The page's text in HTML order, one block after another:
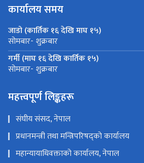
कार्यालय समय
जाडो (कार्तिक १६ देखि माघ १५)
सोमबार- शुक्रबार
गर्मी (माघ १६ देखि कार्तिक १५)
सोमबार- शुक्रबार
महत्त्वपूर्ण लिङ्कहरू
संघीय संसद, नेपाल
प्रधानमन्त्री तथा मन्त्रिपरिषद्को कार्यालय
महान्यायाधिवक्ताको कार्यालय, नेपाल